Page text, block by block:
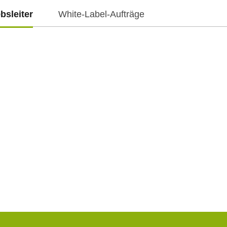
White-Label-Aufträge